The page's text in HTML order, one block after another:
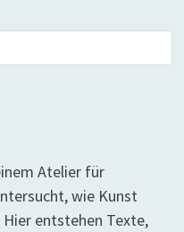
Atelier für
wie Kunst
entstehen Texte,